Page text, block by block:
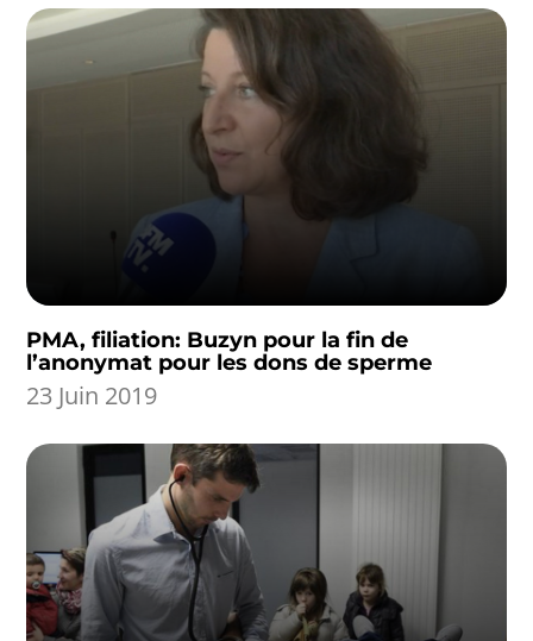
PMA, filiation: Buzyn pour la fin de
l’anonymat pour les dons de sperme
23 Juin 2019